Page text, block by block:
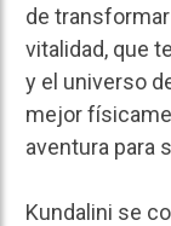
de
vitalidad, que
y el universo
mejor
aventura para
Kundalini se